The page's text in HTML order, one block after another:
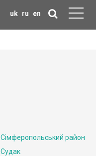
uk ru en
Сімферопольський район
Судак